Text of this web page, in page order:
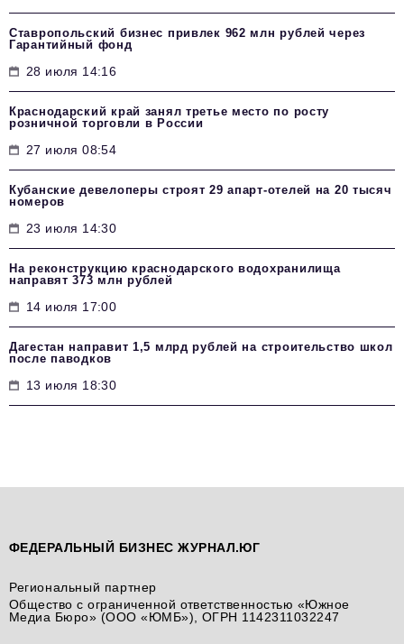
Ставропольский бизнес привлек 962 млн рублей через
Гарантийный фонд
28 июля 14:16
Краснодарский край занял третье место по росту
розничной торговли в России
27 июля 08:54
Кубанские девелоперы строят 29 апарт-отелей на 20 тысяч
номеров
23 июля 14:30
На реконструкцию краснодарского водохранилища
направят 373 млн рублей
14 июля 17:00
Дагестан направит 1,5 млрд рублей на строительство школ
после паводков
13 июля 18:30
ФЕДЕРАЛЬНЫЙ БИЗНЕС ЖУРНАЛ.ЮГ
Региональный партнер
Общество с ограниченной ответственностью «Южное
Медиа Бюро» (ООО «ЮМБ»), ОГРН 1142311032247